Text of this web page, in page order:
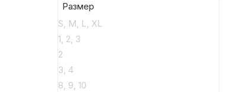
Размер
S, M, L, XL
1, 2, 3
2
3, 4
8, 9, 10